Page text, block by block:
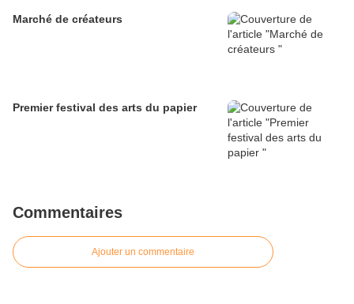
Marché de créateurs
Premier festival des arts du papier
Commentaires
Ajouter un commentaire